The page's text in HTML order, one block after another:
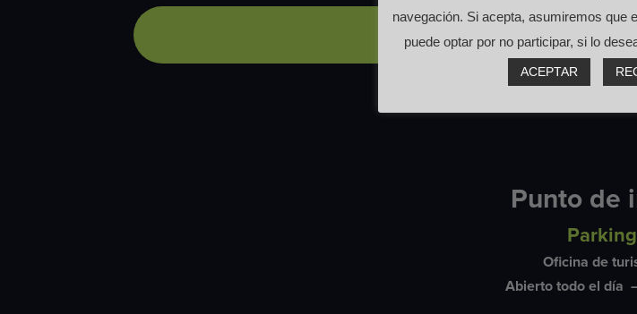
¡Ir al inicio de
Punto de
Parking
Oficina de
Abierto todo el día
navegación. Si acepta, asumiremos que
puede optar por no participar, si lo
ACEPTAR